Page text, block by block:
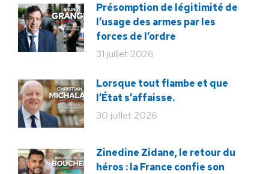
Présomption de légitimité de
l’usage des armes par les
forces de l’ordre
31 juillet 2026
Lorsque tout flambe et que
l’État s’affaisse.
30 juillet 2026
Zinedine Zidane, le retour du
héros : la France confie son